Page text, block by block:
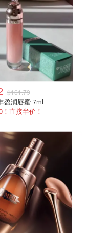
$161.79
盈润唇蜜 7ml
直接半价！